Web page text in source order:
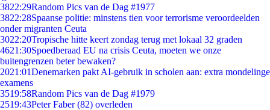
3822:29Random Pics van de Dag #1977
3822:28Spaanse politie: minstens tien voor terrorisme veroordeelden
onder migranten Ceuta
3022:20Tropische hitte keert zondag terug met lokaal 32 graden
4621:30Spoedberaad EU na crisis Ceuta, moeten we onze
buitengrenzen beter bewaken?
2021:01Denemarken pakt AI-gebruik in scholen aan: extra mondelinge
examens
3519:58Random Pics van de Dag #1979
2519:43Peter Faber (82) overleden